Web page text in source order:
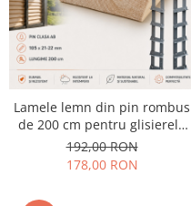
Lamele lemn din pin rombus
de 200 cm pentru glisierele
din aluminiu Mesteri Mari®.
Din lemn de pin pentru
inchidere prin suprapunere.
192,00 RON
178,00 RON